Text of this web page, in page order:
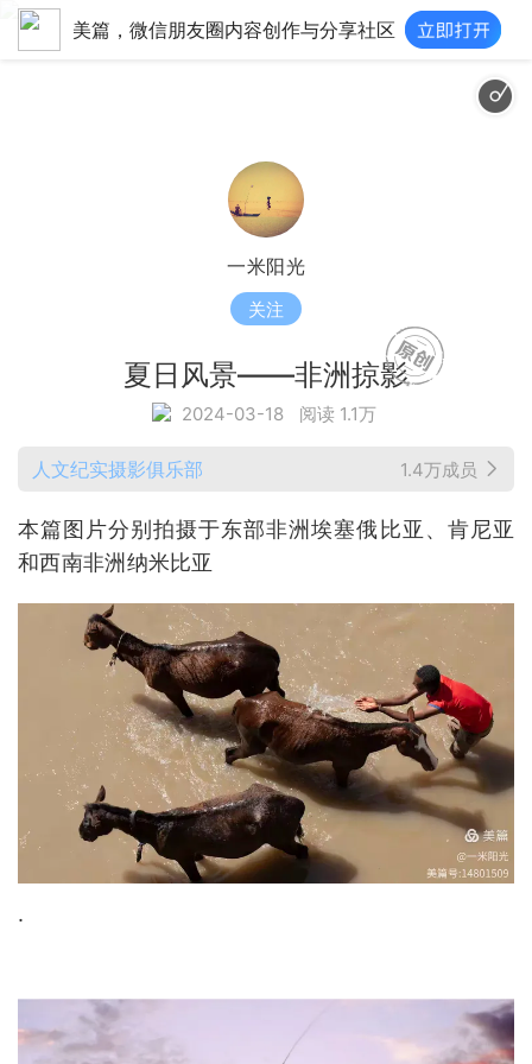
美篇，微信朋友圈内容创作与分享社区
一米阳光
关注
夏日风景——非洲掠影
2024-03-18 阅读 1.1万
人文纪实摄影俱乐部 1.4万成员
本篇图片分别拍摄于东部非洲埃塞俄比亚、肯尼亚
和西南非洲纳米比亚
.
广告旅